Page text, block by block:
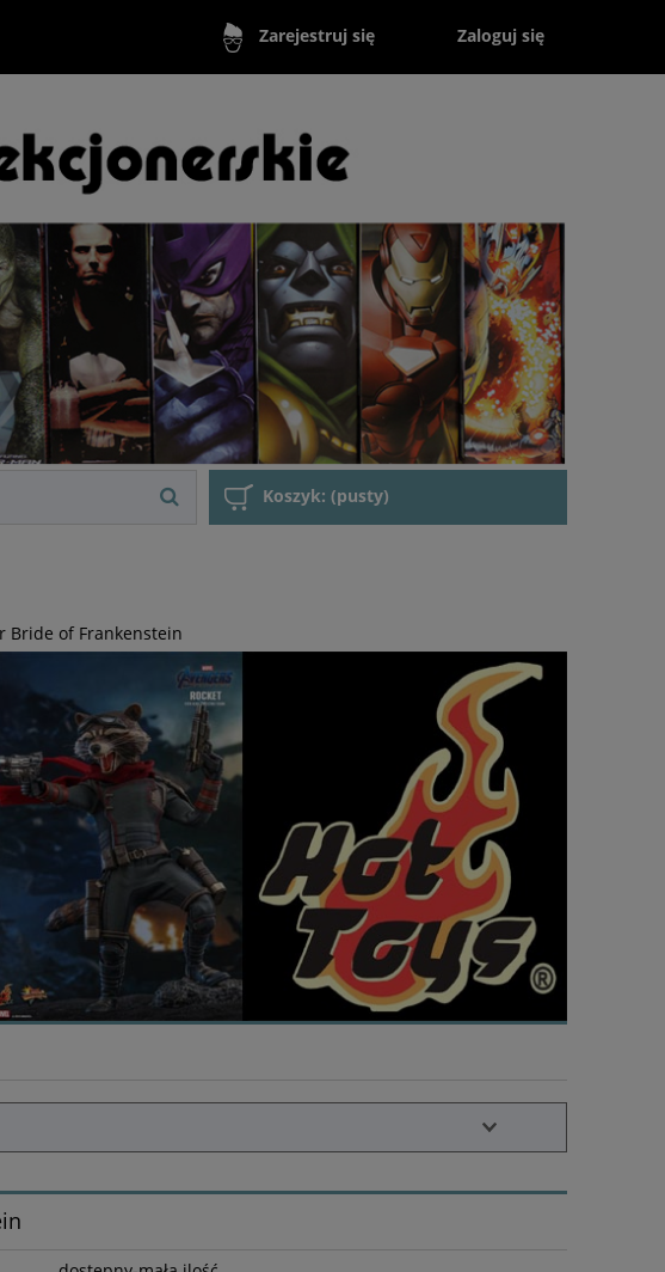
Zarejestruj się Zaloguj się
Koszyk: (pusty)
Bride of Frankenstein